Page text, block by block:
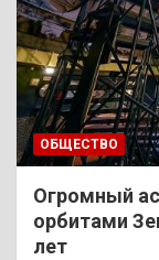
ОБЩЕСТВО
Огромный
орбитами
лет